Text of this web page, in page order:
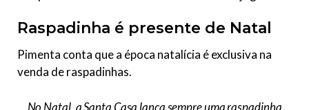
Raspadinha é presente de Natal
Pimenta conta que a época natalícia é exclusiva na
venda de raspadinhas.
No Natal, a Santa Casa lança sempre uma raspadinha